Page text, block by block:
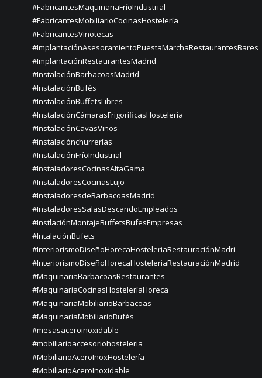
#FabricantesMaquinariaFríoIndustrial
#FabricantesMobiliarioCocinasHostelería
#FabricantesVinotecas
#ImplantaciónAsesoramientoPuestaMarchaRestaurantesBares
#ImplantaciónRestaurantesMadrid
#InstalaciónBarbacoasMadrid
#InstalaciónBufés
#InstalaciónBuffetsLibres
#InstalaciónCámarasFrigoríficasHosteleria
#InstalaciónCavasVinos
#instalaciónchurrerías
#InstalaciónFríoIndustrial
#InstaladoresCocinasAltaGama
#InstaladoresCocinasLujo
#InstaladoresdeBarbacoasMadrid
#InstaladoresSalasDescandoEmpleados
#InstlaciónMontajeBuffetsBufesEmpresas
#IntalaciónBufets
#InteriorismoDiseñoHorecaHosteleriaRestauraciónMadri
#InteriorismoDiseñoHorecaHosteleriaRestauraciónMadrid
#MaquinariaBarbacoasRestaurantes
#MaquinariaCocinasHosteleríaHoreca
#MaquinariaMobiliarioBarbacoas
#MaquinariaMobiliarioBufés
#mesasaceroinoxidable
#mobiliarioaccesoriohosteleria
#MobiliarioAceroInoxHostelería
#MobiliarioAceroInoxidable